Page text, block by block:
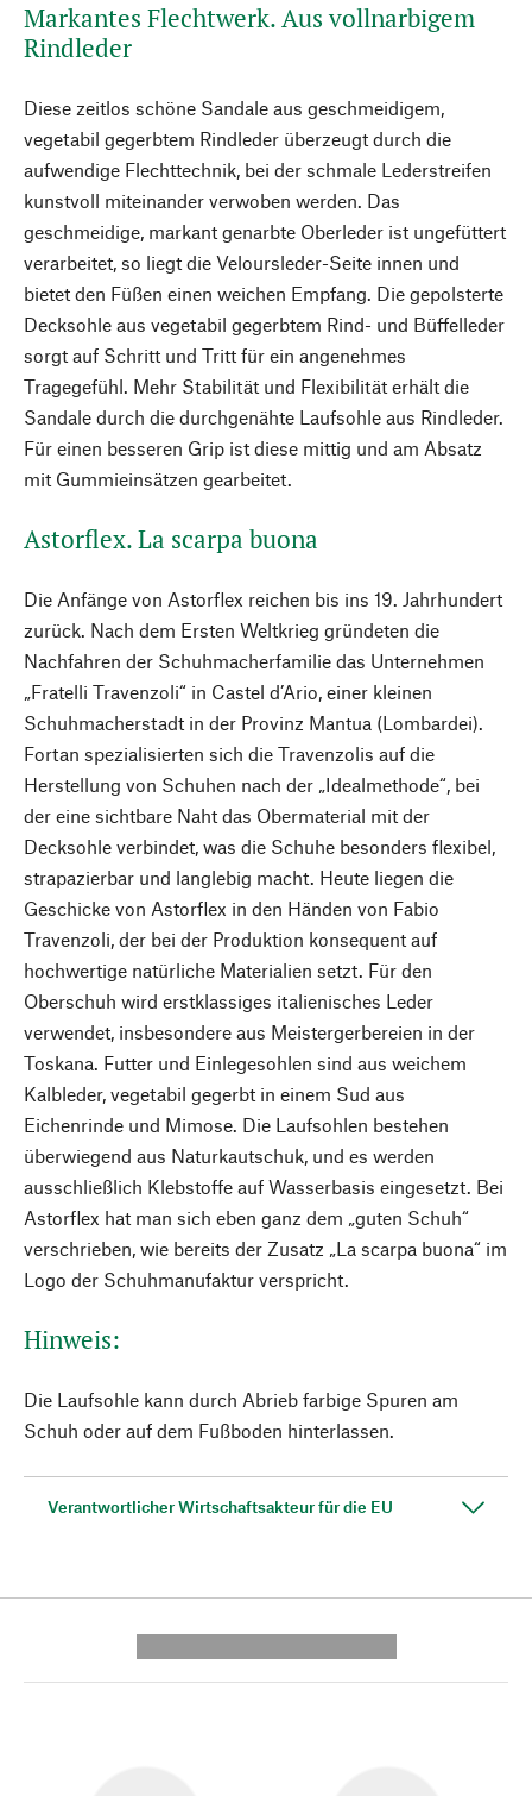
Markantes Flechtwerk. Aus vollnarbigem
Rindleder
Diese zeitlos schöne Sandale aus geschmeidigem,
vegetabil gegerbtem Rindleder überzeugt durch die
aufwendige Flechttechnik, bei der schmale Lederstreifen
kunstvoll miteinander verwoben werden. Das
geschmeidige, markant genarbte Oberleder ist ungefüttert
verarbeitet, so liegt die Veloursleder-Seite innen und
bietet den Füßen einen weichen Empfang. Die gepolsterte
Decksohle aus vegetabil gegerbtem Rind- und Büffelleder
sorgt auf Schritt und Tritt für ein angenehmes
Tragegefühl. Mehr Stabilität und Flexibilität erhält die
Sandale durch die durchgenähte Laufsohle aus Rindleder.
Für einen besseren Grip ist diese mittig und am Absatz
mit Gummieinsätzen gearbeitet.
Astorflex. La scarpa buona
Die Anfänge von Astorflex reichen bis ins 19. Jahrhundert
zurück. Nach dem Ersten Weltkrieg gründeten die
Nachfahren der Schuhmacher­familie das Unternehmen
„Fratelli Travenzoli“ in Castel d’Ario, einer kleinen
Schuhmacherstadt in der Provinz Mantua (Lombardei).
Fortan spezialisierten sich die Travenzolis auf die
Herstellung von Schuhen nach der „Idealmethode“, bei
der eine sichtbare Naht das Obermaterial mit der
Decksohle verbindet, was die Schuhe besonders flexibel,
strapazierbar und langlebig macht. Heute liegen die
Geschicke von Astorflex in den Händen von Fabio
Travenzoli, der bei der Produktion konsequent auf
hochwertige natürliche Materialien setzt. Für den
Oberschuh wird erstklassiges italienisches Leder
verwendet, insbesondere aus Meistergerbereien in der
Toskana. Futter und Einlegesohlen sind aus weichem
Kalbleder, vegetabil gegerbt in einem Sud aus
Eichenrinde und Mimose. Die Laufsohlen bestehen
überwiegend aus Naturkautschuk, und es werden
ausschließlich Klebstoffe auf Wasserbasis eingesetzt. Bei
Astorflex hat man sich eben ganz dem „guten Schuh“
verschrieben, wie bereits der Zusatz „La scarpa buona“ im
Logo der Schuhmanufaktur verspricht.
Hinweis:
Die Laufsohle kann durch Abrieb farbige Spuren am
Schuh oder auf dem Fußboden hinterlassen.
Verantwortlicher Wirtschaftsakteur für die EU